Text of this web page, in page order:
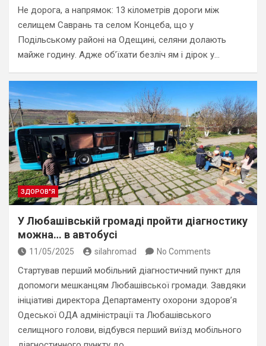
Не дорога, а напрямок: 13 кілометрів дороги між
селищем Саврань та селом Концеба, що у
Подільському районі на Одещині, селяни долають
майже годину. Адже об’їхати безліч ям і дірок у…
ЗДОРОВ"Я
У Любашівській громаді пройти діагностику
можна… в автобусі
11/05/2025 silahromad No Comments
Стартував перший мобільний діагностичний пункт для
допомоги мешканцям Любашівської громади. Завдяки
ініціативі директора Департаменту охорони здоров’я
Одеської ОДА адміністрації та Любашівського
селищного голови, відбувся перший виїзд мобільного